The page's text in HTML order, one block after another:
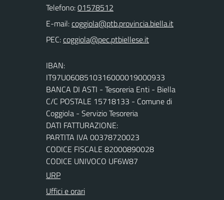
Telefono:01578512
E-mail:
PEC:
IBAN:
IT97U0608510316000019000933
BANCA DI ASTI - Tesoreria Enti - Biella
C/C POSTALE 15718133 - Comune di
Coggiola - Servizio Tesoreria
DATI FATTURAZIONE:
PARTITA IVA 00378720023
CODICE FISCALE 82000890028
CODICE UNIVOCO UF6W87
URP
Uffici e orari